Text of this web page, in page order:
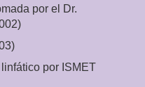
por el Dr.
por ISMET